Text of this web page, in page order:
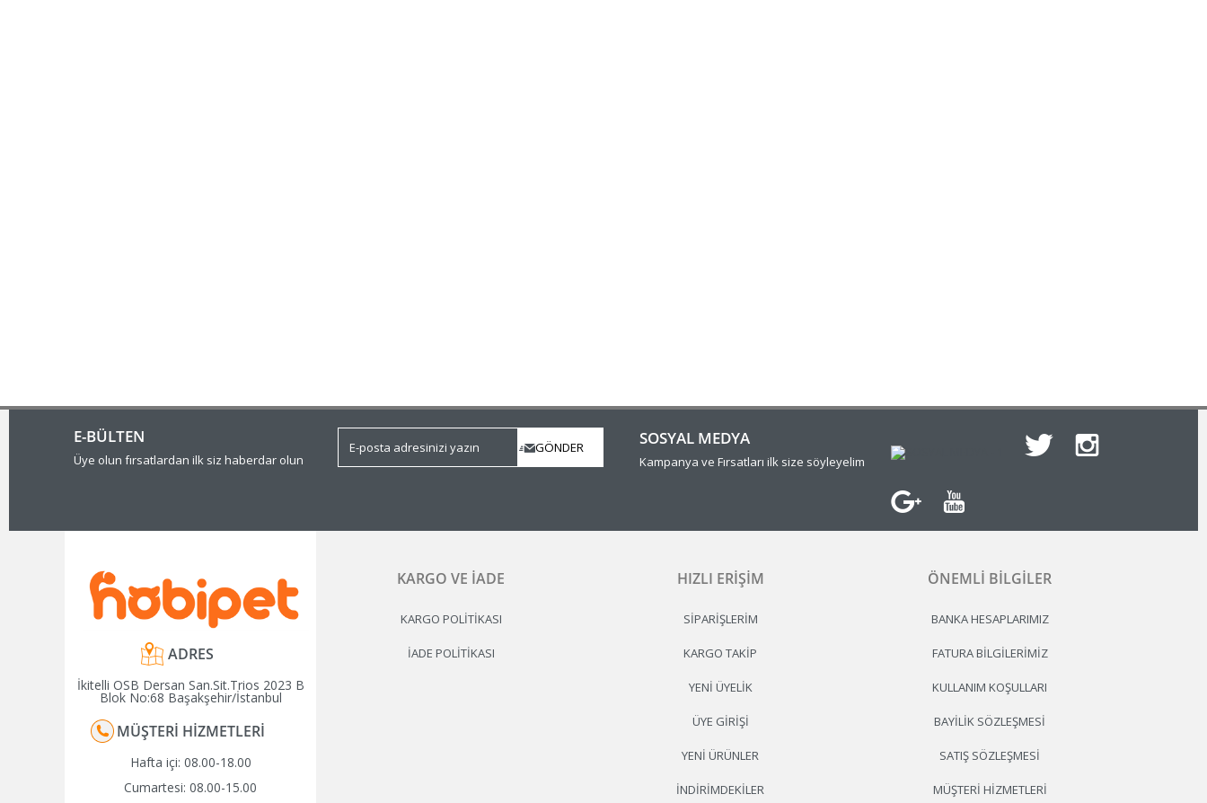
E-BÜLTEN
Üye olun fırsatlardan ilk siz haberdar olun
SOSYAL MEDYA
Kampanya ve Fırsatları ilk size söyleyelim
ADRES
İkitelli OSB Dersan San.Sit.Trios 2023 B
Blok No:68 Başakşehir/İstanbul
MÜŞTERI HIZMETLERI
Hafta içi: 08.00-18.00
Cumartesi: 08.00-15.00
KARGO VE İADE
KARGO POLITIKASI
İADE POLITIKASI
HIZLI ERIŞIM
SIPARIŞLERIM
KARGO TAKIP
YENI ÜYELIK
ÜYE GIRIŞI
YENI ÜRÜNLER
İNDIRIMDEKILER
ÖNEMLI BILGILER
BANKA HESAPLARIMIZ
FATURA BILGILERIMIZ
KULLANIM KOŞULLARI
BAYILIK SÖZLEŞMESI
SATIŞ SÖZLEŞMESI
MÜŞTERI HIZMETLERI